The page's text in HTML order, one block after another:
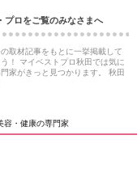
プロをご覧のみなさまへ
取材記事をもとに一挙掲載して
！ マイベストプロ秋田では気に
家がきっと見つかります。 秋田
容・健康の専門家